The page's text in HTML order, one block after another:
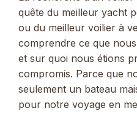
quête du meilleur yacht
ou du meilleur voilier à
comprendre ce que
et sur quoi nous étions
compromis. Parce que
seulement un bateau
pour notre voyage en